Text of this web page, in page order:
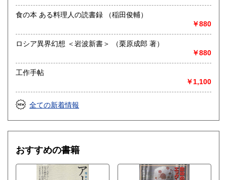
哲学宗教、歴史、社会科学、美術工芸、外国文学、趣味、サ
食の本 ある料理人の読書録 （稲田俊輔）
￥880
ロシア異界幻想 ＜岩波新書＞ （栗原成郎 著）
￥880
工作手帖
￥1,100
全ての新着情報
おすすめの書籍